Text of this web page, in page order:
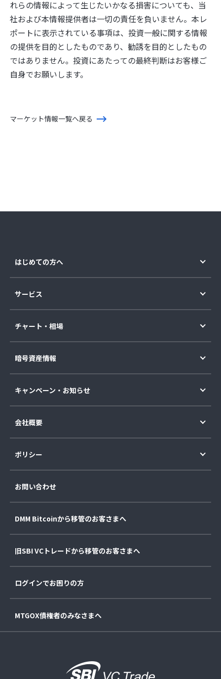
れらの情報によって生じたいかなる損害についても、当
社および本情報提供者は一切の責任を負いません。本レ
ポートに表示されている事項は、投資一般に関する情報
の提供を目的としたものであり、勧誘を目的としたもの
ではありません。投資にあたっての最終判断はお客様ご
自身でお願いします。
マーケット情報一覧へ戻る
はじめての方へ
サービス
チャート・相場
暗号資産情報
キャンペーン・お知らせ
会社概要
ポリシー
お問い合わせ
DMM Bitcoinから移管のお客さまへ
旧SBI VCトレードから移管のお客さまへ
ログインでお困りの方
MTGOX債権者のみなさまへ